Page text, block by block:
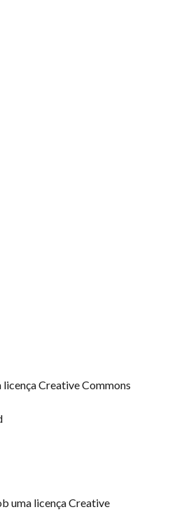
Creative Commons
uma licença Creative